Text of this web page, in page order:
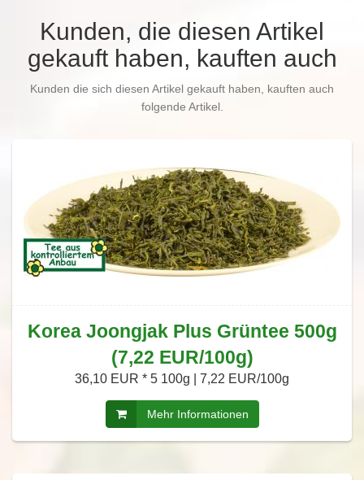
Kunden, die diesen Artikel
gekauft haben, kauften auch
Kunden die sich diesen Artikel gekauft haben, kauften auch
folgende Artikel.
Korea Joongjak Plus Grüntee 500g
(7,22 EUR/100g)
36,10 EUR * 5 100g | 7,22 EUR/100g
Mehr Informationen